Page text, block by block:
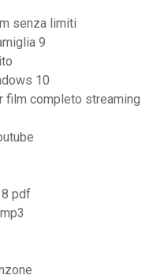
senza limiti
9
10
film completo streaming
pdf